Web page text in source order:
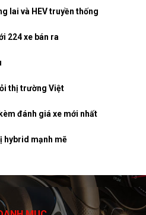
lai và HEV truyền thống
224 xe bán ra
thị trường Việt
đánh giá xe mới nhất
hybrid mạnh mẽ